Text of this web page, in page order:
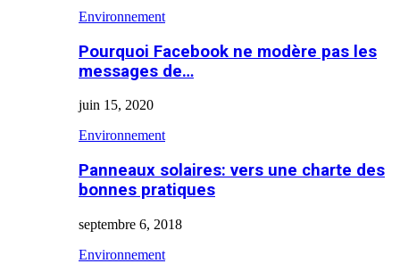
Environnement
Pourquoi Facebook ne modère pas les
messages de…
juin 15, 2020
Environnement
Panneaux solaires: vers une charte des
bonnes pratiques
septembre 6, 2018
Environnement